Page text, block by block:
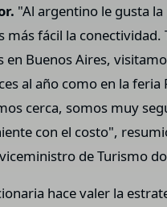
"Al argentino le gusta la
más fácil la conectividad.
en Buenos Aires,
al año como en la feria
cerca, somos muy
con el costo",
de Turismo
hace valer la